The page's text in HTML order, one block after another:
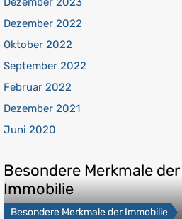
Dezember 2022
Oktober 2022
September 2022
Februar 2022
Dezember 2021
Juni 2020
Besondere Merkmale der
Immobilie
Besondere Merkmale der Immobilie